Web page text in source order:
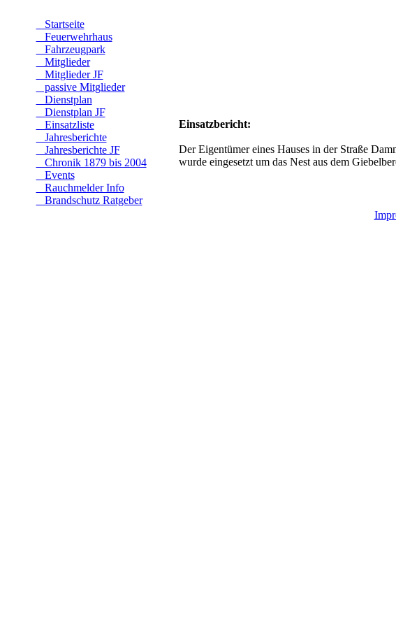
Startseite
Feuerwehrhaus
Fahrzeugpark
Mitglieder
Mitglieder JF
passive Mitglieder
Dienstplan
Dienstplan JF
Einsatzliste
Jahresberichte
Jahresberichte JF
Chronik 1879 bis 2004
Events
Rauchmelder Info
Brandschutz Ratgeber
Einsatzbericht:
Der Eigentümer eines Hauses in der Straße
wurde eingesetzt um das Nest aus dem